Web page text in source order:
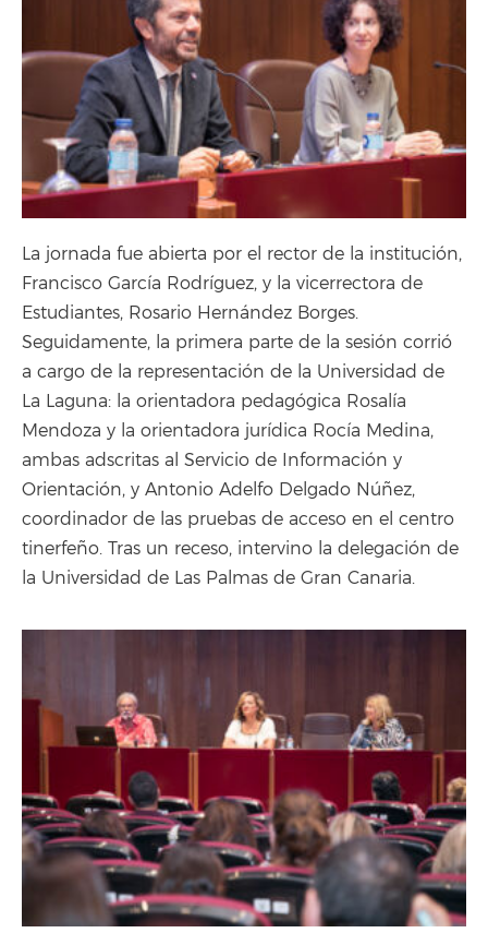
La jornada fue abierta por el rector de la institución,
Francisco García Rodríguez, y la vicerrectora de
Estudiantes, Rosario Hernández Borges.
Seguidamente, la primera parte de la sesión corrió
a cargo de la representación de la Universidad de
La Laguna: la orientadora pedagógica Rosalía
Mendoza y la orientadora jurídica Rocía Medina,
ambas adscritas al Servicio de Información y
Orientación, y Antonio Adelfo Delgado Núñez,
coordinador de las pruebas de acceso en el centro
tinerfeño. Tras un receso, intervino la delegación de
la Universidad de Las Palmas de Gran Canaria.